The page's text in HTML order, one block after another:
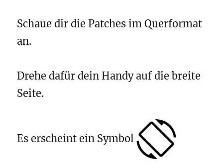
Schaue dir die Patches im Querformat
an.
Drehe dafür dein Handy auf die breite
Seite.
Es erscheint ein Symbol